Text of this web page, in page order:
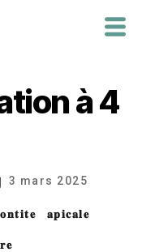
à 4
3 mars 2025
𝐚𝐩𝐢𝐜𝐚𝐥𝐞